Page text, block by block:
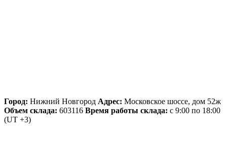
Город: Нижний Новгород Адрес: Московское шоссе, дом 52ж
Объем склада: 603116 Время работы склада: с 9:00 по 18:00
(UT +3)